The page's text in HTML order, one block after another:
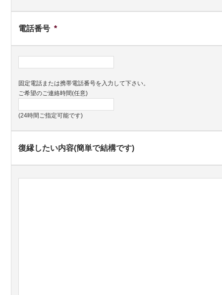
電話番号 *
固定電話または携帯電話番号を入力して下さい。
ご希望のご連絡時間(任意)
(24時間ご指定可能です)
復縁したい内容(簡単で結構です)